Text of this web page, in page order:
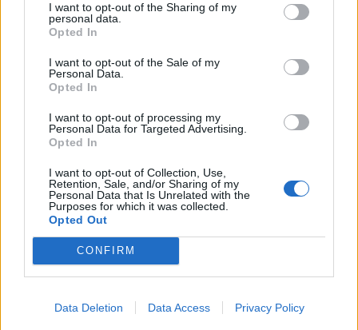
I want to opt-out of the Sharing of my
personal data.
Opted In
I want to opt-out of the Sale of my
Personal Data.
Opted In
I want to opt-out of processing my
Personal Data for Targeted Advertising.
Opted In
I want to opt-out of Collection, Use,
Retention, Sale, and/or Sharing of my
Personal Data that Is Unrelated with the
Purposes for which it was collected.
Opted Out
CONFIRM
Data Deletion Data Access Privacy Policy
mjölblandningen i filmjölksblandningen och rör ihop allt till en kladdig